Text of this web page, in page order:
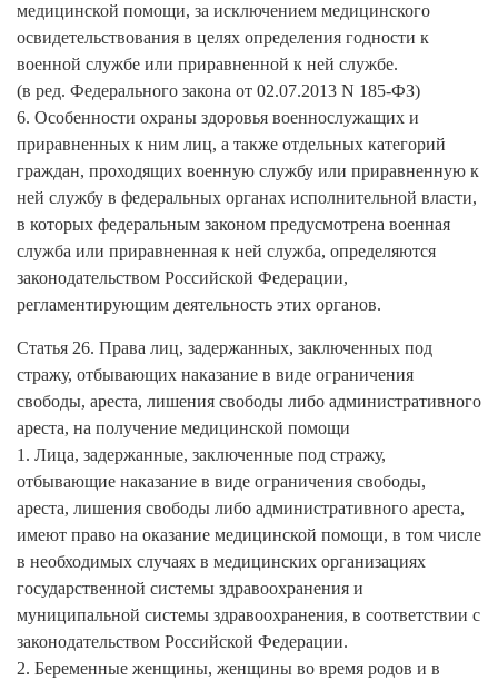
медицинской помощи, за исключением медицинского
освидетельствования в целях определения годности к
военной службе или приравненной к ней службе.
(в ред. Федерального закона от 02.07.2013 N 185-ФЗ)
6. Особенности охраны здоровья военнослужащих и
приравненных к ним лиц, а также отдельных категорий
граждан, проходящих военную службу или приравненную к
ней службу в федеральных органах исполнительной власти,
в которых федеральным законом предусмотрена военная
служба или приравненная к ней служба, определяются
законодательством Российской Федерации,
регламентирующим деятельность этих органов.
Статья 26. Права лиц, задержанных, заключенных под
стражу, отбывающих наказание в виде ограничения
свободы, ареста, лишения свободы либо административного
ареста, на получение медицинской помощи
1. Лица, задержанные, заключенные под стражу,
отбывающие наказание в виде ограничения свободы,
ареста, лишения свободы либо административного ареста,
имеют право на оказание медицинской помощи, в том числе
в необходимых случаях в медицинских организациях
государственной системы здравоохранения и
муниципальной системы здравоохранения, в соответствии с
законодательством Российской Федерации.
2. Беременные женщины, женщины во время родов и в